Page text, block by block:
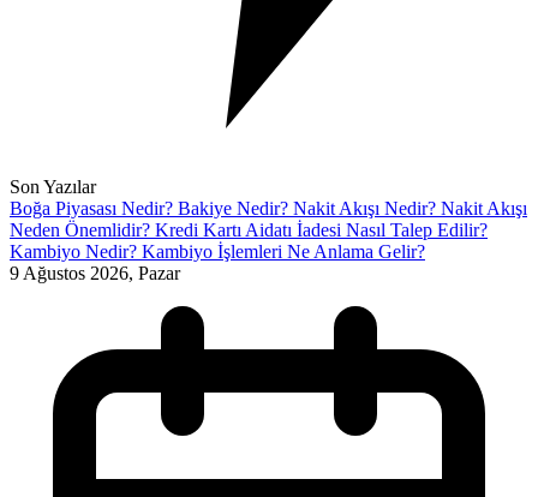
Son Yazılar
Boğa Piyasası Nedir? Bakiye Nedir? Nakit Akışı Nedir? Nakit Akışı
Neden Önemlidir? Kredi Kartı Aidatı İadesi Nasıl Talep Edilir?
Kambiyo Nedir? Kambiyo İşlemleri Ne Anlama Gelir?
9 Ağustos 2026, Pazar